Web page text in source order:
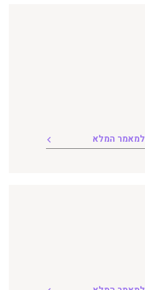
למאמר המלא